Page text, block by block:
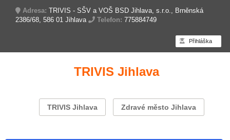
Adresa: TRIVIS - SŠV a VOŠ BSD Jihlava, s.r.o., Brněnská
2386/68, 586 01 Jihlava
Telefon: 775884749
Přihláška
TRIVIS Jihlava
TRIVIS Jihlava Zdravé město Jihlava